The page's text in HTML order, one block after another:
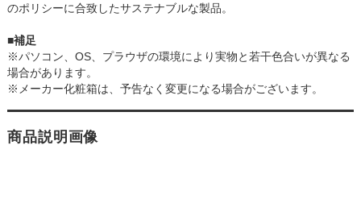
のポリシーに合致したサステナブルな製品。
■補足
※パソコン、OS、プラウザの環境により実物と若干色合いが異なる
場合があります。
※メーカー化粧箱は、予告なく変更になる場合がございます。
商品説明画像